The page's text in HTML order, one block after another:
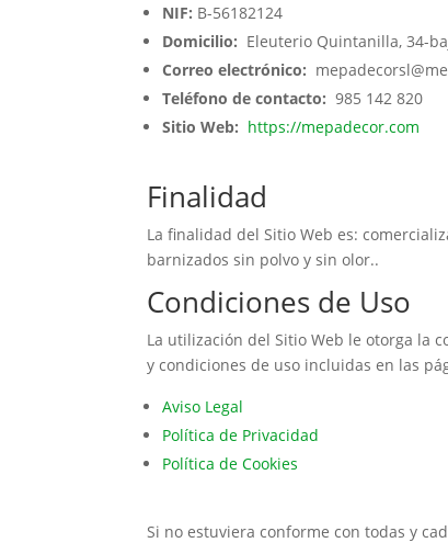
NIF: B-56182124
Domicilio: Eleuterio Quintanilla, 34-
Correo electrónico:
Teléfono de contacto: 985 142 820
Sitio Web: https://mepadecor.com
Finalidad
La finalidad del Sitio Web es:
barnizados sin polvo y sin olor..
Condiciones de Uso
La utilización del Sitio Web le otorga la
y condiciones de uso incluidas en las
Aviso Legal
Política de Privacidad
Política de Cookies
Si no estuviera conforme con todas y